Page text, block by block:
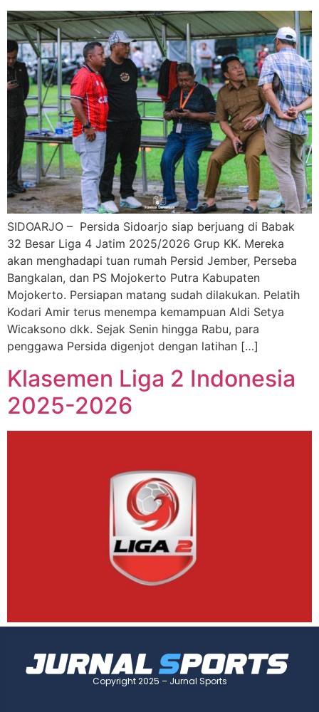
SIDOARJO – Persida Sidoarjo siap berjuang di Babak
32 Besar Liga 4 Jatim 2025/2026 Grup KK. Mereka
akan menghadapi tuan rumah Persid Jember, Perseba
Bangkalan, dan PS Mojokerto Putra Kabupaten
Mojokerto. Persiapan matang sudah dilakukan. Pelatih
Kodari Amir terus menempa kemampuan Aldi Setya
Wicaksono dkk. Sejak Senin hingga Rabu, para
penggawa Persida digenjot dengan latihan […]
Klasemen Liga 2 Indonesia
2025-2026
Copyright 2025 – Jurnal Sports